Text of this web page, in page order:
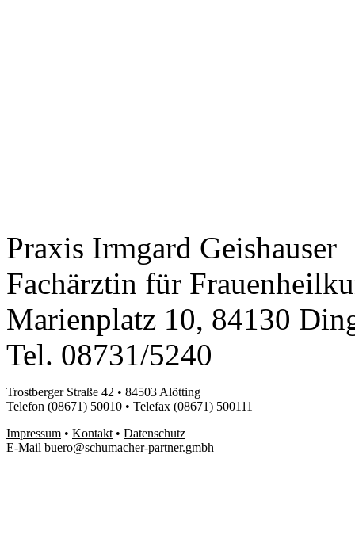
Praxis Irmgard Geishauser
Fachärztin für
Marienplatz 10, 84130
Tel. 08731/5240
Trostberger Straße 42 • 84503 Alötting
Telefon (08671) 50010 • Telefax (08671) 500111
Impressum • Kontakt• Datenschutz
E-Mail buero@schumacher-partner.gmbh